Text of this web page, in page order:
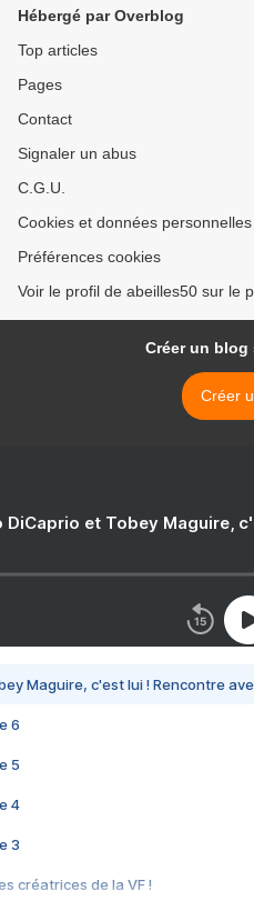
Hébergé par Overblog
Top articles
Pages
Contact
Signaler un abus
C.G.U.
Cookies et données personnelles
Préférences cookies
Voir le profil de abeilles50 sur le
Créer un blog
Créer
DiCaprio et Tobey Maguire,
Maguire, c'est lui ! Rencontre
6
5
4
3
créatrices de la VF !